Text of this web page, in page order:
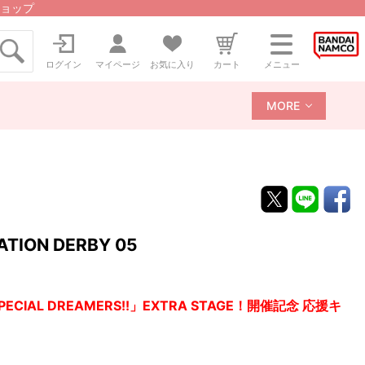
ップ
ログイン マイページ お気に入り カート メニュー
MORE
DERBY 05
DREAMERS!!」EXTRA STAGE！開催記念 応援キ